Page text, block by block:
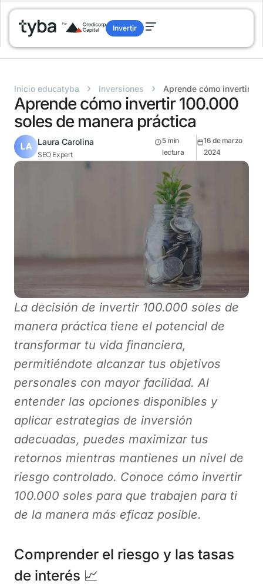
Invertir
Inicio educatyba › Inversiones › Aprende cómo invertir
Aprende cómo invertir 100.000
soles de manera práctica
Laura Carolina
SEO Expert
5 min
lectura
16 de marzo
2024
La decisión de invertir 100.000 soles de
manera práctica tiene el potencial de
transformar tu vida financiera,
permitiéndote alcanzar tus objetivos
personales con mayor facilidad. Al
entender las opciones disponibles y
aplicar estrategias de inversión
adecuadas, puedes maximizar tus
retornos mientras mantienes un nivel de
riesgo controlado. Conoce cómo invertir
100.000 soles para que trabajen para ti
de la manera más eficaz posible.
Comprender el riesgo y las tasas
de interés 📈